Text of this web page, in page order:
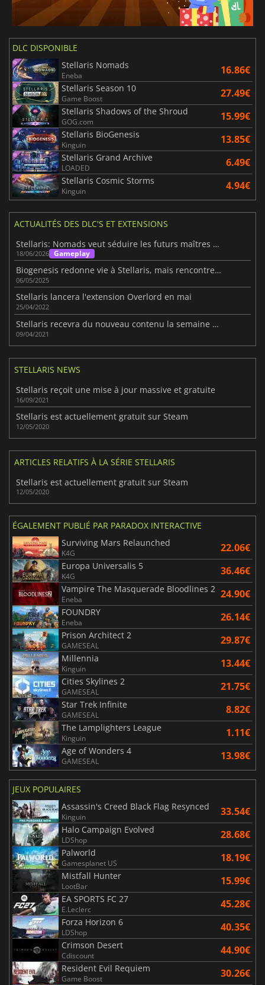
DLC DISPONIBLE
Stellaris Nomads
Eneba 16.86€
Stellaris Season 10
Game Boost 27.49€
Stellaris Shadows of the Shroud
GOG.com 15.99€
Stellaris BioGenesis
Kinguin 13.85€
Stellaris Grand Archive
LOADED 6.49€
Stellaris Cosmic Storms
Kinguin 4.94€
ACTUALITÉS DES DLC'S ET EXTENSIONS
Stellaris: Nomads veut séduire les futurs maîtres de la galaxie
18/06/2026 Gameplay
Biogenesis redonne vie à Stellaris, mais rencontre des problèmes de croissance
06/05/2025
Stellaris lancera l'extension Overlord en mai
25/04/2022
Stellaris recevra du nouveau contenu la semaine prochaine
09/04/2021
STELLARIS NEWS
Stellaris reçoit une mise à jour massive et gratuite
16/09/2021
Stellaris est actuellement gratuit sur Steam
12/05/2020
ARTICLES RELATIFS À LA SÉRIE STELLARIS
Stellaris est actuellement gratuit sur Steam
12/05/2020
ÉGALEMENT PUBLIÉ PAR PARADOX INTERACTIVE
Surviving Mars Relaunched
K4G 22.06€
Europa Universalis 5
K4G 36.46€
Vampire The Masquerade Bloodlines 2
Eneba 24.90€
FOUNDRY
Eneba 26.14€
Prison Architect 2
GAMESEAL 29.87€
Millennia
Kinguin 13.44€
Cities Skylines 2
GAMESEAL 21.75€
Star Trek Infinite
GAMESEAL 8.82€
The Lamplighters League
Kinguin 1.11€
Age of Wonders 4
GAMESEAL 13.98€
JEUX POPULAIRES
Assassin's Creed Black Flag Resynced
Kinguin 33.54€
Halo Campaign Evolved
LDShop 28.68€
Palworld
Gamesplanet US 18.19€
Mistfall Hunter
LootBar 15.99€
EA SPORTS FC 27
E.Leclerc 45.28€
Forza Horizon 6
LDShop 40.35€
Crimson Desert
Cdiscount 44.90€
Resident Evil Requiem
Game Boost 30.26€